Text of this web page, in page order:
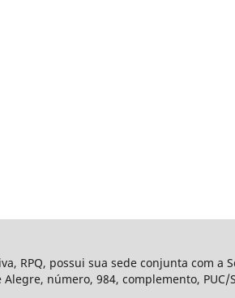
RPQ, possui sua sede conjunta com a
número, 984, complemento, PUC/